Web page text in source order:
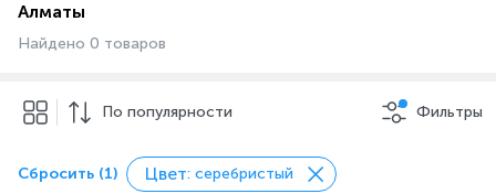
Алматы
Найдено 0 товаров
По популярности Фильтры
Сбросить (1) Цвет: серебристый